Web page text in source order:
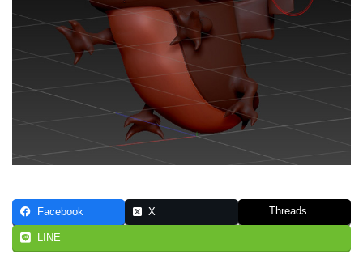
Facebook X Threads
LINE